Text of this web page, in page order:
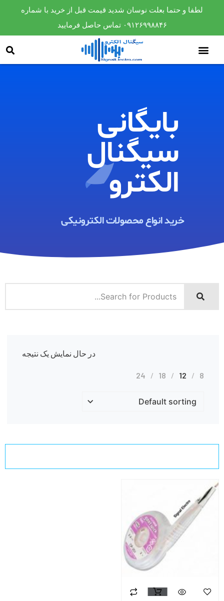
لطفا و حتما بعلت نوسان شدید قیمت قبل از خرید با شماره
۰۹۱۲۶۹۹۸۸۴۶ تماس حاصل فرمایید
بایگانی
سیگنال
الکترو​
خرید انواع محصولات الکترونیکی ​
در حال نمایش یک نتیجه
8
12
18
24